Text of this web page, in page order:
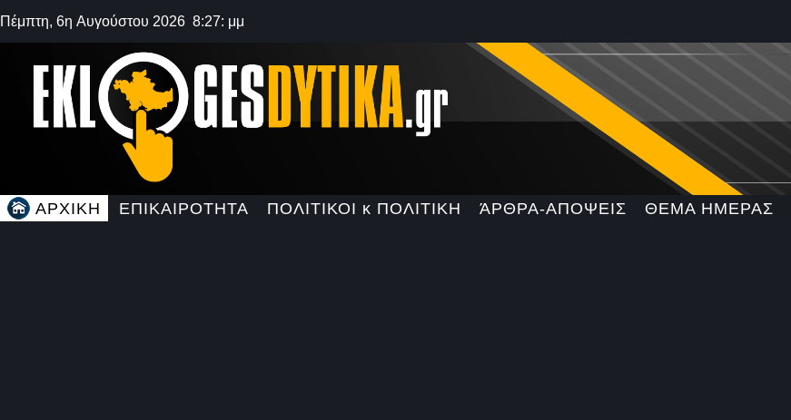
Πέμπτη, 6η Αυγούστου 2026 8:27: μμ
ΑΡΧΙΚΗ ΕΠΙΚΑΙΡΟΤΗΤΑ ΠΟΛΙΤΙΚΟΙ κ ΠΟΛΙΤΙΚΗ ΆΡΘΡΑ-ΑΠΟΨΕΙΣ ΘΕΜΑ ΗΜΕΡΑΣ